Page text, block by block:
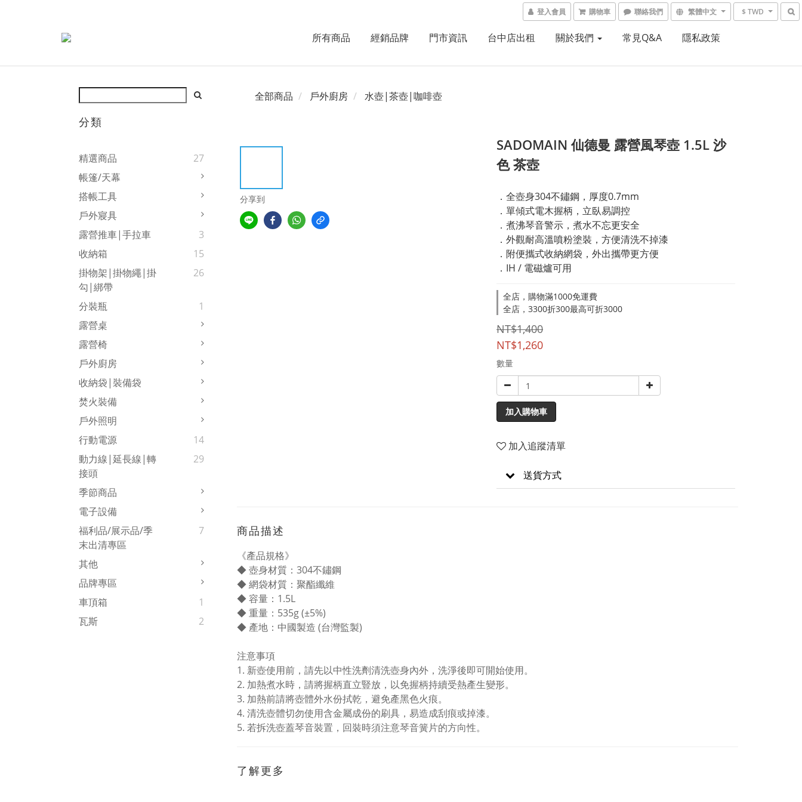
登入會員 購物車 聯絡我們 繁體中文 $ TWD
所有商品 經銷品牌 門市資訊 台中店出租 關於我們 常見Q&A 隱私政策
分類
精選商品
27
帳篷/天幕
搭帳工具
戶外寢具
露營推車|手拉車
3
收納箱
15
掛物架|掛物繩|掛
勾|綁帶
26
分裝瓶
1
露營桌
露營椅
戶外廚房
收納袋|裝備袋
焚火裝備
戶外照明
行動電源
14
動力線|延長線|轉
接頭
29
季節商品
電子設備
福利品/展示品/季
末出清專區
7
其他
品牌專區
車頂箱
1
瓦斯
2
全部商品 戶外廚房 水壺|茶壺|咖啡壺
分享到
SADOMAIN 仙德曼 露營風琴壺 1.5L 沙
色 茶壺
．全壺身304不鏽鋼，厚度0.7mm
．單傾式電木握柄，立臥易調控
．煮沸琴音警示，煮水不忘更安全
．外觀耐高溫噴粉塗裝，方便清洗不掉漆
．附便攜式收納網袋，外出攜帶更方便
．IH / 電磁爐可用
全店，購物滿1000免運費
全店，3300折300最高可折3000
NT$1,400
NT$1,260
數量
加入購物車
加入追蹤清單
送貨方式
商品描述
《產品規格》
◆ 壺身材質：304不鏽鋼
◆ 網袋材質：聚酯纖維
◆ 容量：1.5L
◆ 重量：535g (±5%)
◆ 產地：中國製造 (台灣監製)
注意事項
1. 新壺使用前，請先以中性洗劑清洗壺身內外，洗淨後即可開始使用。
2. 加熱煮水時，請將握柄直立豎放，以免握柄持續受熱產生變形。
3. 加熱前請將壺體外水份拭乾，避免產黑色火痕。
4. 清洗壺體切勿使用含金屬成份的刷具，易造成刮痕或掉漆。
5. 若拆洗壺蓋琴音裝置，回裝時須注意琴音簧片的方向性。
了解更多